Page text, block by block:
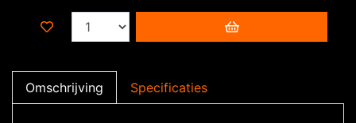
Omschrijving Specificaties